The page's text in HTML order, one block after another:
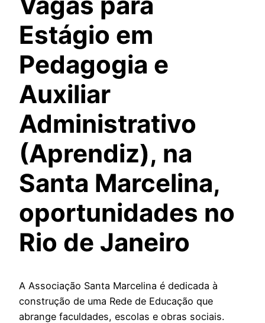
Estágio em
Pedagogia e
Auxiliar
Administrativo
(Aprendiz), na
Santa Marcelina,
oportunidades no
Rio de Janeiro
A Associação Santa Marcelina é dedicada à
construção de uma Rede de Educação que
abrange faculdades, escolas e obras sociais.